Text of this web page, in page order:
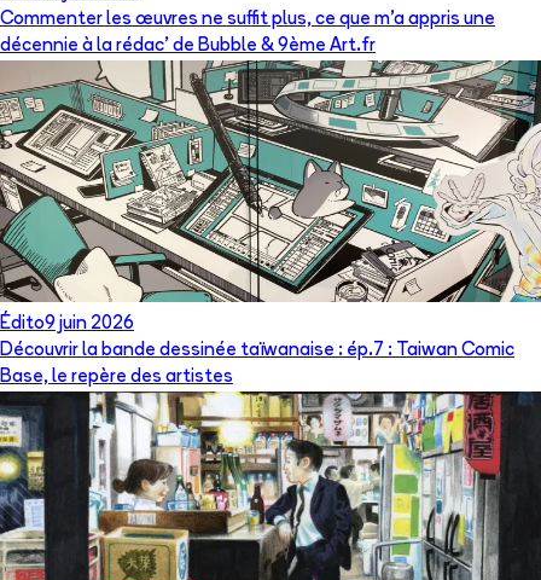
Commenter les œuvres ne suffit plus, ce que m’a appris une
décennie à la rédac’ de Bubble & 9ème Art.fr
Édito9 juin 2026
Découvrir la bande dessinée taïwanaise : ép.7 : Taiwan Comic
Base, le repère des artistes